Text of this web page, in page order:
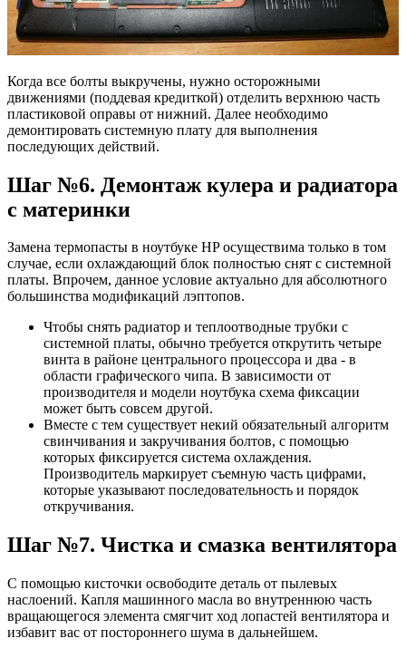
Когда все болты выкручены, нужно осторожными
движениями (поддевая кредиткой) отделить верхнюю часть
пластиковой оправы от нижний. Далее необходимо
демонтировать системную плату для выполнения
последующих действий.
Шаг №6. Демонтаж кулера и радиатора
с материнки
Замена термопасты в ноутбуке HP осуществима только в том
случае, если охлаждающий блок полностью снят с системной
платы. Впрочем, данное условие актуально для абсолютного
большинства модификаций лэптопов.
Чтобы снять радиатор и теплоотводные трубки с
системной платы, обычно требуется открутить четыре
винта в районе центрального процессора и два - в
области графического чипа. В зависимости от
производителя и модели ноутбука схема фиксации
может быть совсем другой.
Вместе с тем существует некий обязательный алгоритм
свинчивания и закручивания болтов, с помощью
которых фиксируется система охлаждения.
Производитель маркирует съемную часть цифрами,
которые указывают последовательность и порядок
откручивания.
Шаг №7. Чистка и смазка вентилятора
С помощью кисточки освободите деталь от пылевых
наслоений. Капля машинного масла во внутреннюю часть
вращающегося элемента смягчит ход лопастей вентилятора и
избавит вас от постороннего шума в дальнейшем.